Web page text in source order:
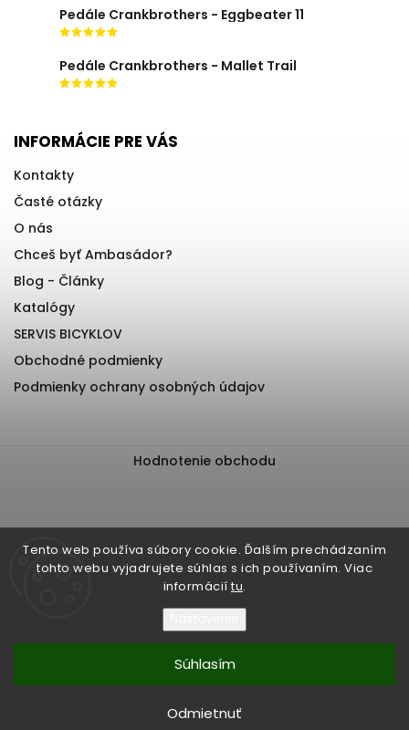
Tento web používa súbory cookie. Ďalším prechádzaním
tohto webu vyjadrujete súhlas s ich používaním. Viac
informácií tu.
Odmietnuť
Súhlasím
Pedále Crankbrothers - Eggbeater 11
Pedále Crankbrothers - Mallet Trail
INFORMÁCIE PRE VÁS
Kontakty
Časté otázky
O nás
Chceš byť Ambasádor?
Blog - Články
Katalógy
SERVIS BICYKLOV
Obchodné podmienky
Podmienky ochrany osobných údajov
Hodnotenie obchodu
Shoptet | Design